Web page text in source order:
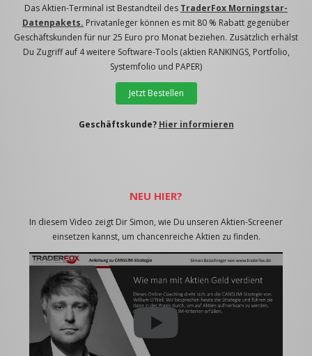
Das Aktien-Terminal ist Bestandteil des TraderFox Morningstar-
Datenpakets. Privatanleger können es mit 80 % Rabatt gegenüber
Geschäftskunden für nur 25 Euro pro Monat beziehen. Zusätzlich erhälst
Du Zugriff auf 4 weitere Software-Tools (aktien RANKINGS, Portfolio,
Systemfolio und PAPER)
Jetzt Bestellen
Geschäftskunde? Hier informieren
NEU HIER?
In diesem Video zeigt Dir Simon, wie Du unseren Aktien-Screener
einsetzen kannst, um chancenreiche Aktien zu finden.